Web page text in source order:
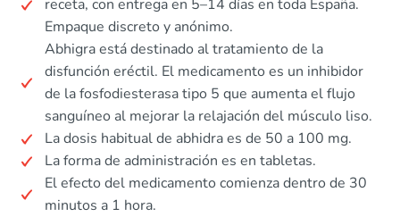
receta, con entrega en 5–14 días en toda España.
Empaque discreto y anónimo.
Abhigra está destinado al tratamiento de la
disfunción eréctil. El medicamento es un inhibidor
de la fosfodiesterasa tipo 5 que aumenta el flujo
sanguíneo al mejorar la relajación del músculo liso.
La dosis habitual de abhidra es de 50 a 100 mg.
La forma de administración es en tabletas.
El efecto del medicamento comienza dentro de 30
minutos a 1 hora.